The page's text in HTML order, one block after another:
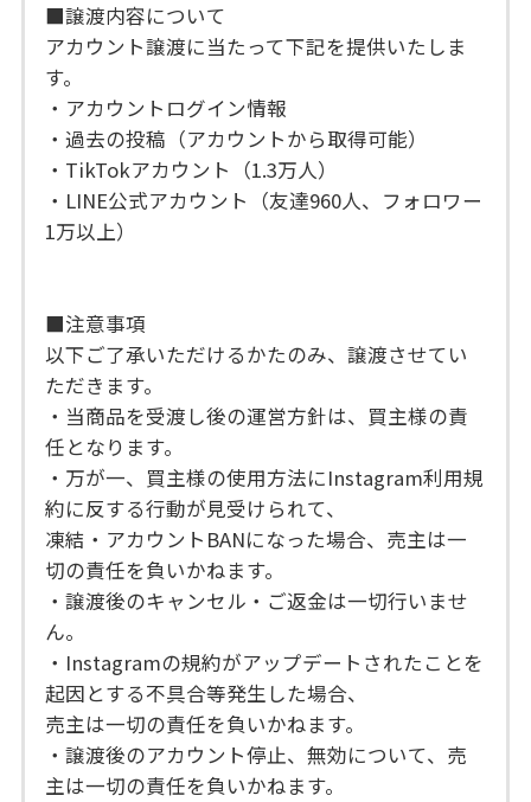
■譲渡内容について
アカウント譲渡に当たって下記を提供いたしま
す。
・アカウントログイン情報
・過去の投稿（アカウントから取得可能）
・TikTokアカウント（1.3万人）
・LINE公式アカウント（友達960人、フォロワー
1万以上）
■注意事項
以下ご了承いただけるかたのみ、譲渡させてい
ただきます。
・当商品を受渡し後の運営方針は、買主様の責
任となります。
・万が一、買主様の使用方法にInstagram利用規
約に反する行動が見受けられて、
凍結・アカウントBANになった場合、売主は一
切の責任を負いかねます。
・譲渡後のキャンセル・ご返金は一切行いませ
ん。
・Instagramの規約がアップデートされたことを
起因とする不具合等発生した場合、
売主は一切の責任を負いかねます。
・譲渡後のアカウント停止、無効について、売
主は一切の責任を負いかねます。